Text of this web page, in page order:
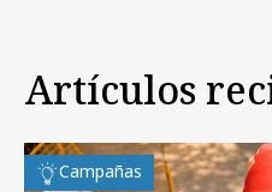
Artículos
Campañas